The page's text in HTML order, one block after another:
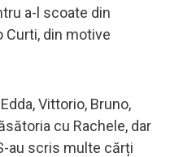
a-l scoate din
Curti, din motive
Vittorio, Bruno,
cu Rachele, dar
au scris multe cărți